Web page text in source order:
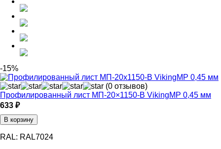
-15%
(0 отзывов)
Профилированный лист МП-20×1150-B VikingMP 0,45 мм
633 ₽
В корзину
RAL: RAL7024